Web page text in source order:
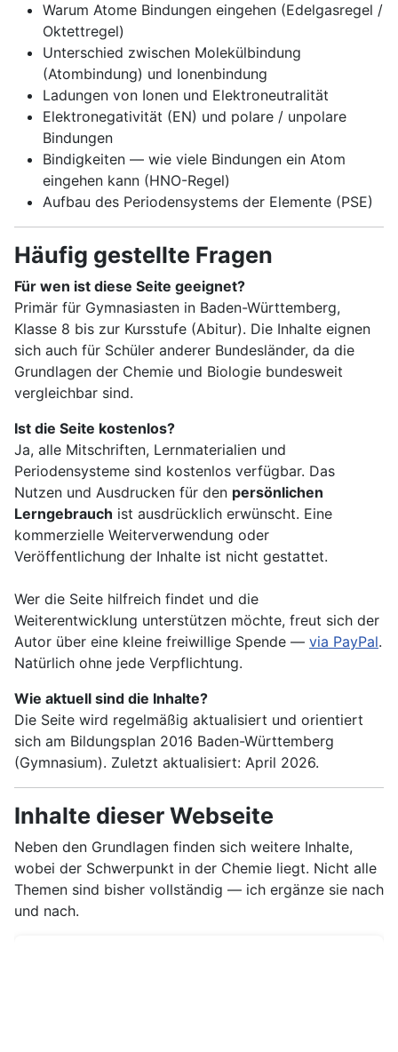
Warum Atome Bindungen eingehen (Edelgasregel /
Oktettregel)
Unterschied zwischen Molekülbindung
(Atombindung) und Ionenbindung
Ladungen von Ionen und Elektroneutralität
Elektronegativität (EN) und polare / unpolare
Bindungen
Bindigkeiten — wie viele Bindungen ein Atom
eingehen kann (HNO-Regel)
Aufbau des Periodensystems der Elemente (PSE)
Häufig gestellte Fragen
Für wen ist diese Seite geeignet?
Primär für Gymnasiasten in Baden-Württemberg,
Klasse 8 bis zur Kursstufe (Abitur). Die Inhalte eignen
sich auch für Schüler anderer Bundesländer, da die
Grundlagen der Chemie und Biologie bundesweit
vergleichbar sind.
Ist die Seite kostenlos?
Ja, alle Mitschriften, Lernmaterialien und
Periodensysteme sind kostenlos verfügbar. Das
Nutzen und Ausdrucken für den persönlichen
Lerngebrauch ist ausdrücklich erwünscht. Eine
kommerzielle Weiterverwendung oder
Veröffentlichung der Inhalte ist nicht gestattet.
Wer die Seite hilfreich findet und die
Weiterentwicklung unterstützen möchte, freut sich der
Autor über eine kleine freiwillige Spende — via PayPal.
Natürlich ohne jede Verpflichtung.
Wie aktuell sind die Inhalte?
Die Seite wird regelmäßig aktualisiert und orientiert
sich am Bildungsplan 2016 Baden-Württemberg
(Gymnasium). Zuletzt aktualisiert: April 2026.
Inhalte dieser Webseite
Neben den Grundlagen finden sich weitere Inhalte,
wobei der Schwerpunkt in der Chemie liegt. Nicht alle
Themen sind bisher vollständig — ich ergänze sie nach
und nach.